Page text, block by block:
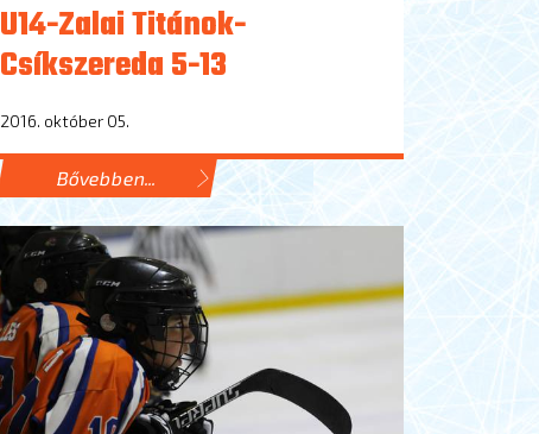
U14-Zalai Titánok-
Csíkszereda 5-13
2016. október 05.
Bővebben...